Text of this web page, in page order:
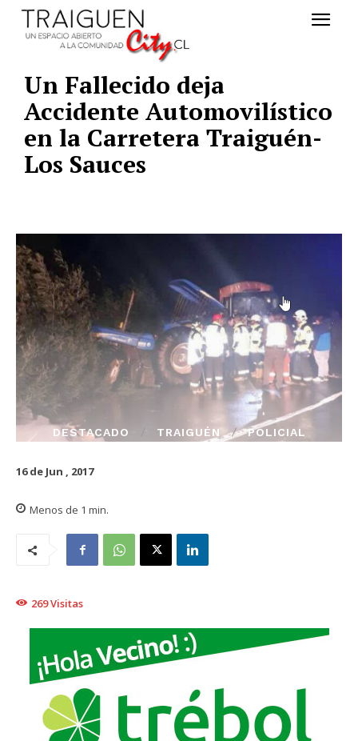
Un Fallecido deja
Accidente Automovilístico
en la Carretera Traiguén-
Los Sauces
DESTACADO TRAIGUÉN POLICIAL
16 de Jun , 2017
Menos de 1 min.
269Visitas